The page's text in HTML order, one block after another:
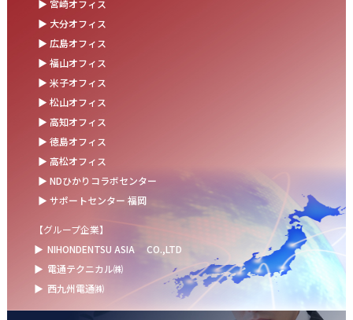
お盆の休業に伴うお知らせ
2025.07.11
事務部会＆懇親会を開催しました！
2025.06.27
＼新卒第9期生 辞令交付式を開催しました／
ウォーターサーバー設置完了！～健康経営の取組み～
▶ 宮崎オフィス
▶ 大分オフィス
▶ 広島オフィス
▶ 福山オフィス
▶ 米子オフィス
▶ 松山オフィス
▶ 高知オフィス
▶ 徳島オフィス
▶ 高松オフィス
▶ NDひかりコラボセンター
▶ サポートセンター 福岡
【グループ企業】
▶ NIHONDENTSU ASIA CO.,LTD
▶ 電通テクニカル㈱
▶ 西九州電通㈱